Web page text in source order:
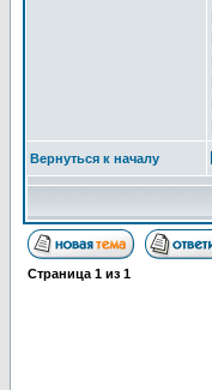
Вернуться к началу
Страница 1 из 1